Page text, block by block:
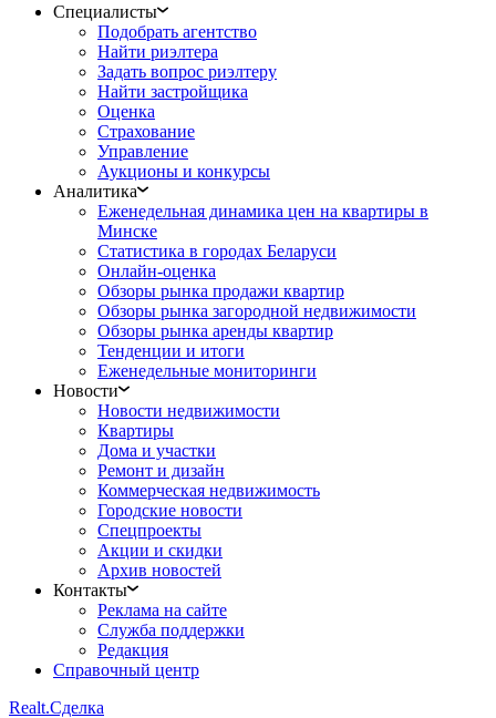
Специалисты
Подобрать агентство
Найти риэлтера
Задать вопрос риэлтеру
Найти застройщика
Оценка
Страхование
Управление
Аукционы и конкурсы
Аналитика
Еженедельная динамика цен на квартиры в
Минске
Статистика в городах Беларуси
Онлайн-оценка
Обзоры рынка продажи квартир
Обзоры рынка загородной недвижимости
Обзоры рынка аренды квартир
Тенденции и итоги
Еженедельные мониторинги
Новости
Новости недвижимости
Квартиры
Дома и участки
Ремонт и дизайн
Коммерческая недвижимость
Городские новости
Спецпроекты
Акции и скидки
Архив новостей
Контакты
Реклама на сайте
Служба поддержки
Редакция
Справочный центр
Realt.Сделка